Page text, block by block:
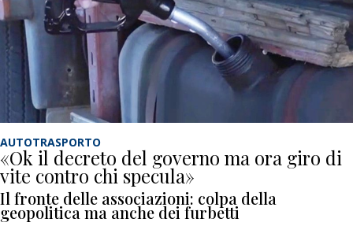
AUTOTRASPORTO
«Ok il decreto del governo ma ora giro di
vite contro chi specula»
Il fronte delle associazioni: colpa della
geopolitica ma anche dei furbetti